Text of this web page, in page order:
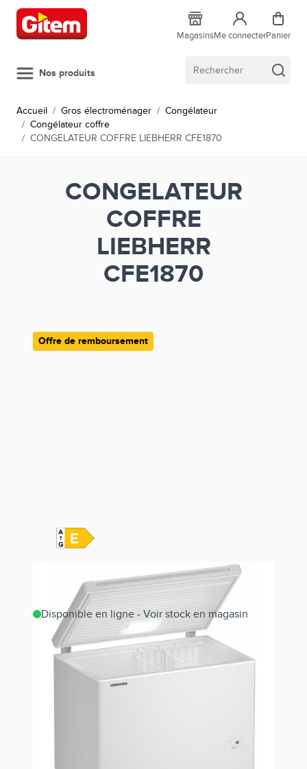
Allez au contenu
MagasinsMe connecterPanier
Nos produits
Accueil / Gros électroménager / Congélateur
/ Congélateur coffre
/ CONGELATEUR COFFRE LIEBHERR CFE1870
CONGELATEUR
COFFRE
LIEBHERR
CFE1870
Offre de remboursement
Disponible en ligne - Voir stock en magasin
Estimer les frais de port
Référence CFE1870